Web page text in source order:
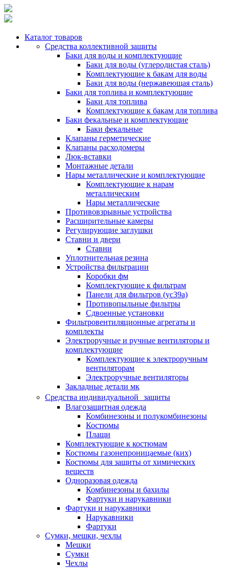
Каталог товаров
Средства коллективной защиты
Баки для воды и комплектующие
Баки для воды (углеродистая сталь)
Комплектующие к бакам для воды
Баки для воды (нержавеющая сталь)
Баки для топлива и комплектующие
Баки для топлива
Комплектующие к бакам для топлива
Баки фекальные и комплектующие
Баки фекальные
Клапаны герметические
Клапаны расходомеры
Люк-вставки
Монтажные детали
Нары металлические и комплектующие
Комплектующие к нарам
металлическим
Нары металлические
Противовзрывные устройства
Расширительные камеры
Регулирующие заглушки
Ставни и двери
Ставни
Уплотнительная резина
Устройства фильтрации
Коробки фм
Комплектующие к фильтрам
Панели для фильтров (ус39а)
Противопыльные фильтры
Сдвоенные установки
Фильтровентиляционные агрегаты и
комплекты
Электроручные и ручные вентиляторы и
комплектующие
Комплектующие к электроручным
вентиляторам
Электроручные вентиляторы
Закладные детали мк
Средства индивидуальной защиты
Влагозащитная одежда
Комбинезоны и полукомбинезоны
Костюмы
Плащи
Комплектующие к костюмам
Костюмы газонепроницаемые (ких)
Костюмы для защиты от химических
веществ
Одноразовая одежда
Комбинезоны и бахилы
Фартуки и нарукавники
Фартуки и нарукавники
Нарукавники
Фартуки
Сумки, мешки, чехлы
Мешки
Сумки
Чехлы